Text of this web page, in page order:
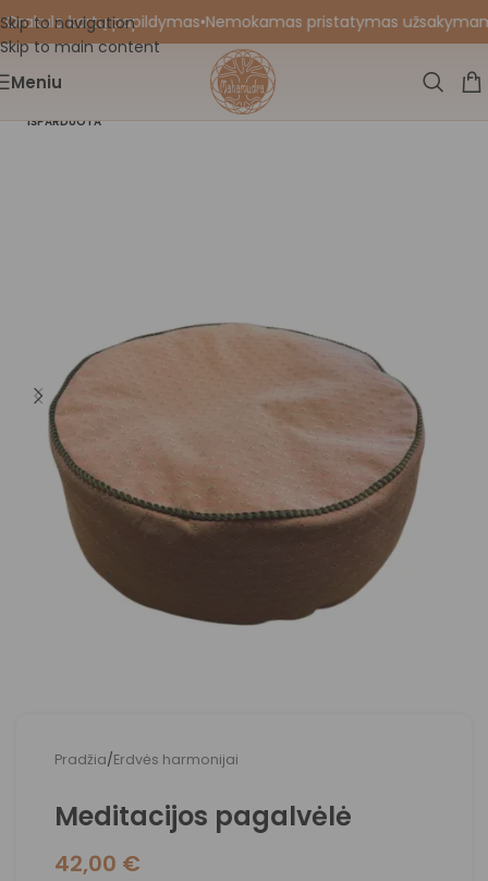
Skip to navigation
Skip to main content
kortų papildymas•Nemokamas pristatymas
Meniu
IŠPARDUOTA
Pradžia/Erdvės harmonijai
Meditacijos pagalvėlė
42,00 €